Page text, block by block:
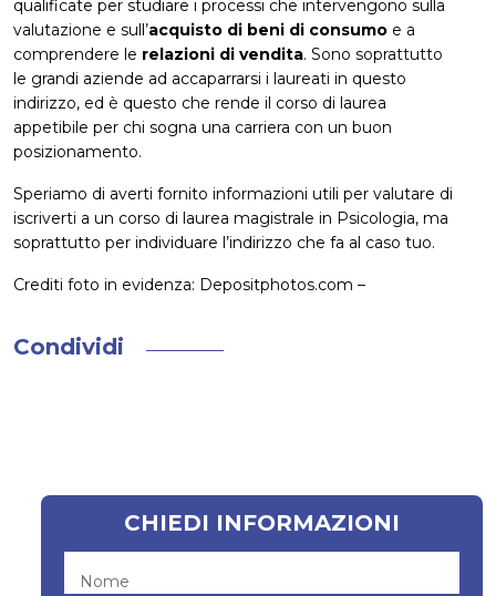
qualificate per studiare i processi che intervengono sulla
valutazione e sull’acquisto di beni di consumo e a
comprendere le relazioni di vendita. Sono soprattutto
le grandi aziende ad accaparrarsi i laureati in questo
indirizzo, ed è questo che rende il corso di laurea
appetibile per chi sogna una carriera con un buon
posizionamento.
Speriamo di averti fornito informazioni utili per valutare di
iscriverti a un corso di laurea magistrale in Psicologia, ma
soprattutto per individuare l’indirizzo che fa al caso tuo.
Crediti foto in evidenza: Depositphotos.com –
Condividi
CHIEDI INFORMAZIONI
Nome